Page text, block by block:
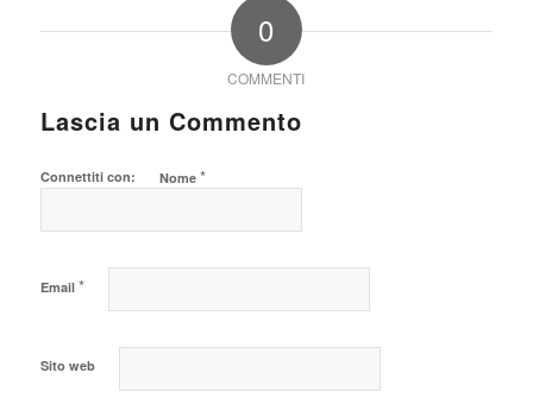
0
COMMENTI
Lascia un Commento
Connettiti con: Nome *
Email *
Sito web